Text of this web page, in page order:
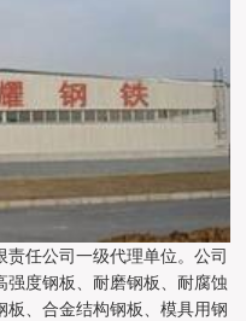
任公司一级代理单位。公司
度钢板、耐磨钢板、耐腐蚀
、合金结构钢板、模具用钢